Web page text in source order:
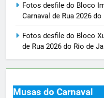
Fotos desfile do Bloco
Carnaval de Rua 2026
Fotos desfile do Bloco
de Rua 2026 do Rio de
Musas do Carnaval